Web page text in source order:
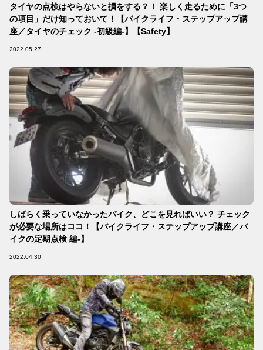
タイヤの点検はやらないと損をする？！ 楽しく走るために「3つ
の項目」だけ知っておいて！【バイクライフ・ステップアップ講
座／タイヤのチェック -初級編-】【Safety】
2022.05.27
しばらく乗っていなかったバイク、どこを見ればいい？ チェック
が必要な場所はココ！【バイクライフ・ステップアップ講座／バ
イクの定期点検 編-】
2022.04.30